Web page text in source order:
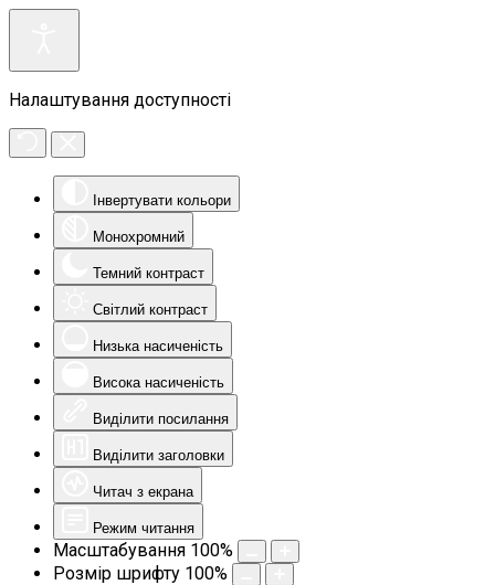
Налаштування доступності
Інвертувати кольори
Монохромний
Темний контраст
Світлий контраст
Низька насиченість
Висока насиченість
Виділити посилання
Виділити заголовки
Читач з екрана
Режим читання
Масштабування 100%
Розмір шрифту 100%